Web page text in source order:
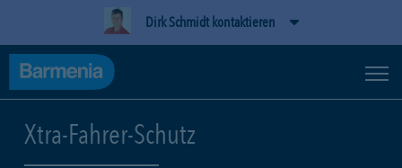
Dirk Schmidt kontaktieren
Xtra-Fahrer-Schutz